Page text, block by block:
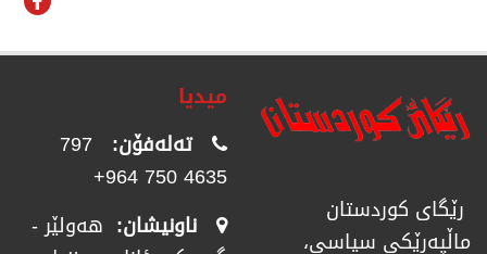
رێگای كوردستان
ماڵپەڕێكی سیاسی،
میدیا
تەلەفۆن: 797
4635 750 964+
ناونیشان: هەولێر -